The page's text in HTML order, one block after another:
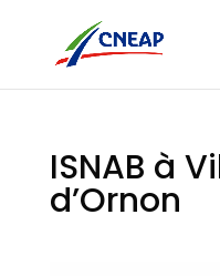
ISNAB à
d’Ornon